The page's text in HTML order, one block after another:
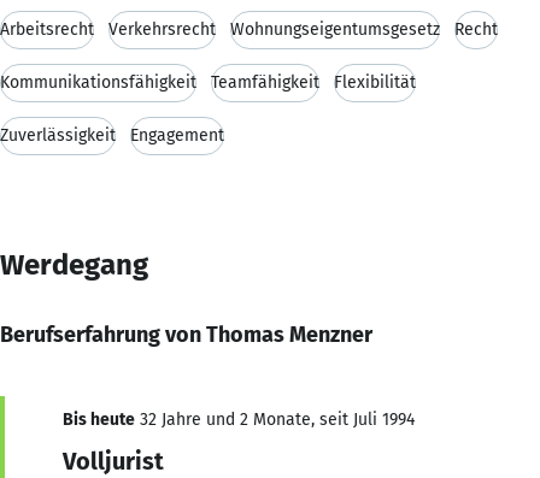
Arbeitsrecht Verkehrsrecht Wohnungseigentumsgesetz Recht
Kommunikationsfähigkeit Teamfähigkeit Flexibilität
Zuverlässigkeit Engagement
Werdegang
Berufserfahrung von Thomas Menzner
Bis heute 32 Jahre und 2 Monate, seit Juli 1994
Volljurist